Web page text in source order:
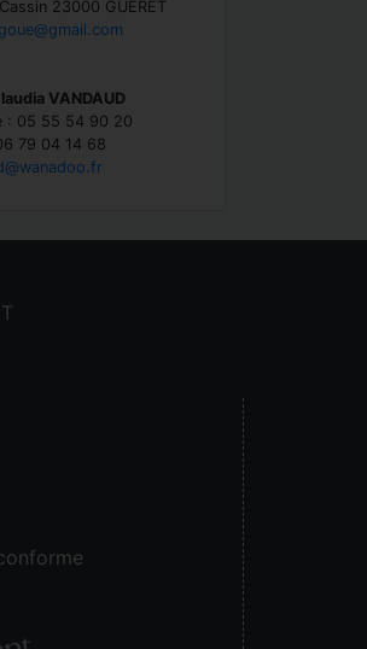
23000 GUERET
VANDAUD
: 05 55 54 90 20
79 04 14 68